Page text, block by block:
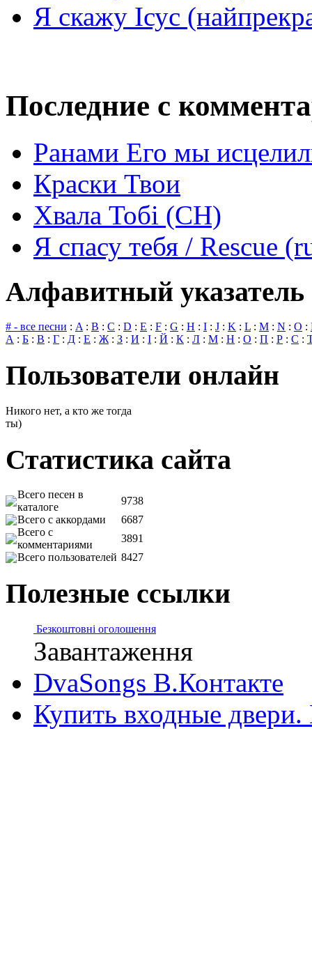
Я скажу Ісус
Последние с
Ранами Его мы
Краски Твои
Хвала Тобі (СН)
Я спасу тебя / Rescue
Алфавитный указатель
# - все песни : A : B : C : D : E : F : G : H : I : J : K : L : M : N : O :
А : Б : В : Г : Д : Е : Ж : З : И : І : Й : К : Л : М : Н : О : П : Р : С :
Пользователи онлайн
Никого нет, а кто же тогда
ты)
Статистика сайта
Всего песен в
каталоге
9738
Всего с аккордами
6687
Всего с
комментариями
3891
Всего пользователей 8427
Полезные ссылки
Безкоштовні оголошення
Завантаження
DvaSongs В.Контакте
Купить входные двери.